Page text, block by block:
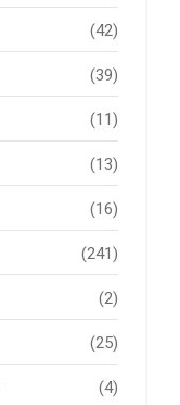
(42)
(39)
(11)
(13)
(16)
(241)
(2)
(25)
(4)